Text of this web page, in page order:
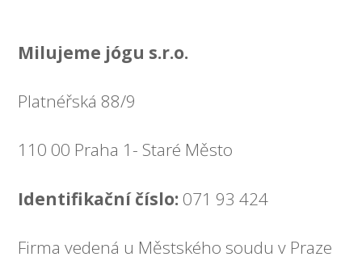
Milujeme jógu s.r.o.
Platnéřská 88/9
110 00 Praha 1- Staré Město
Identifikační číslo: 071 93 424
Firma vedená u Městského soudu v Praze